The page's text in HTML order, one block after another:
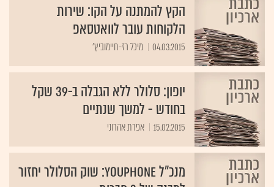
הקץ להמתנה על הקו: שירות
הלקוחות עובר לוואטסאפ
04.03.2015 מיכל רז-חיימוביץ'
יופון: סלולר ללא הגבלה ב-39 שקל
בחודש - למשך שנתיים
15.02.2015 אפרת אהרוני
מנכ"ל YouPhone: שוק הסלולר יחזור